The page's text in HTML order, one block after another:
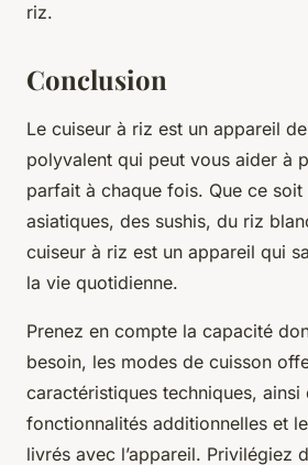
riz.
Conclusion
Le cuiseur à riz est un appareil
polyvalent qui peut vous aider à
parfait à chaque fois. Que ce
asiatiques, des sushis, du riz
cuiseur à riz est un appareil qui
la vie quotidienne.
Prenez en compte la capacité
besoin, les modes de cuisson
caractéristiques techniques, ainsi
fonctionnalités additionnelles et
livrés avec l’appareil. Privilégiez